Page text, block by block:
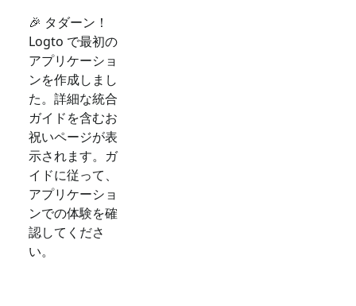
🎉 タダーン！
Logto で最初の
アプリケーショ
ンを作成しまし
た。詳細な統合
ガイドを含むお
祝いページが表
示されます。ガ
イドに従って、
アプリケーショ
ンでの体験を確
認してくださ
い。